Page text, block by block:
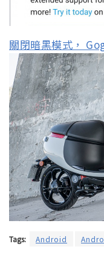
關閉暗黑模式，
Tags: Android